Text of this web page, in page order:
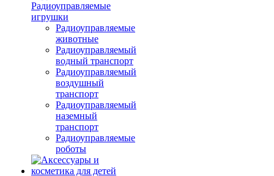
Радиоуправляемые
игрушки
Радиоуправляемые
животные
Радиоуправляемый
водный транспорт
Радиоуправляемый
воздушный
транспорт
Радиоуправляемый
наземный
транспорт
Радиоуправляемые
роботы